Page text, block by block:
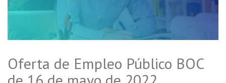
Oferta de Empleo Público BOC